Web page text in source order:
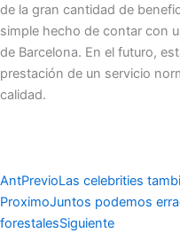
de la gran cantidad de
simple hecho de contar con
de Barcelona. En el futuro,
prestación de un servicio
calidad.
AntPrevioLas celebrities
ProximoJuntos podemos
forestalesSiguiente